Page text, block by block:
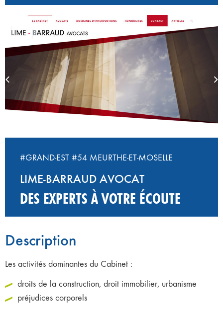
#GRAND-EST #54 MEURTHE-ET-MOSELLE
LIME-BARRAUD AVOCAT
DES EXPERTS À VOTRE ÉCOUTE
Description
Les activités dominantes du Cabinet :
droits de la construction, droit immobilier, urbanisme
préjudices corporels